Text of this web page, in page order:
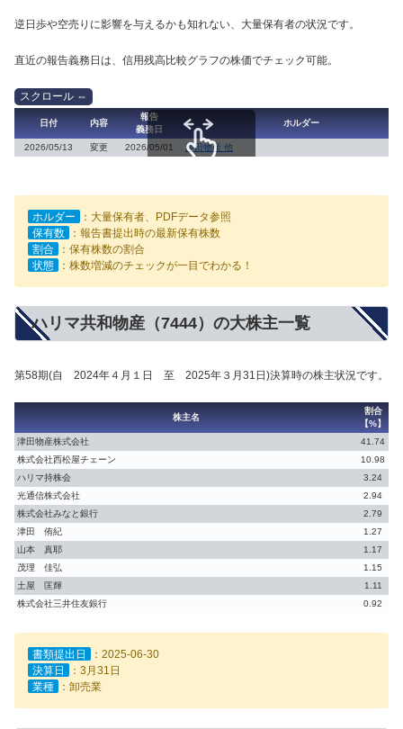
逆日歩や空売りに影響を与えるかも知れない、大量保有者の状況です。
直近の報告義務日は、信用残高比較グラフの株価でチェック可能。
日付 内容
報告
義務日
ホルダー
2026/05/13 変更 2026/05/01 津田物産 他
ホルダー
：大量保有者、PDFデータ参照
保有数
：報告書提出時の最新保有株数
割合
：保有株数の割合
状態
：株数増減のチェックが一目でわかる！
ハリマ共和物産（7444）の大株主一覧
第58期(自 2024年４月１日 至 2025年３月31日)決算時の株主状況です。
株主名
割合
【%】
津田物産株式会社
41.74
株式会社西松屋チェーン
10.98
ハリマ持株会
3.24
光通信株式会社
2.94
株式会社みなと銀行
2.79
津田 侑紀
1.27
山本 真耶
1.17
茂理 佳弘
1.15
土屋 匡輝
1.11
株式会社三井住友銀行
0.92
書類提出日
：2025-06-30
決算日
：3月31日
業種
：卸売業